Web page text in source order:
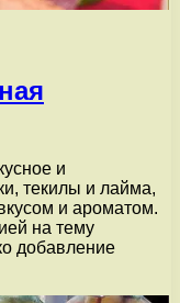
и
текилы и лайма,
и ароматом.
на тему
добавление